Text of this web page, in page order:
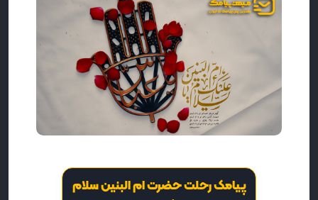
پیامک رحلت حضرت ام البنین سلام